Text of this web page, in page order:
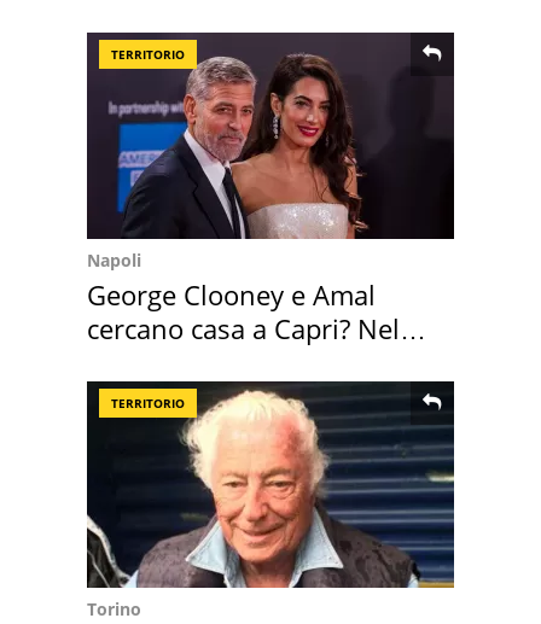
TERRITORIO
Napoli
George Clooney e Amal
cercano casa a Capri? Nel
TERRITORIO
Torino